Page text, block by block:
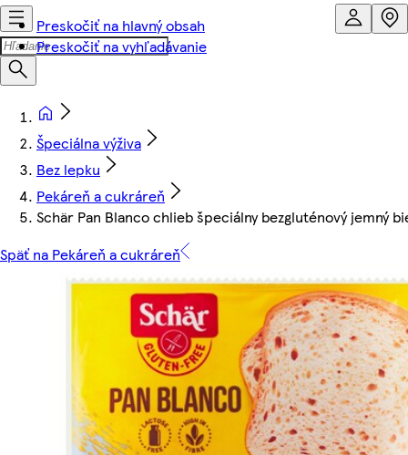
Preskočiť na hlavný obsah
Preskočiť na vyhľadávanie
Špeciálna výživa
Bez lepku
Pekáreň a cukráreň
Schär Pan Blanco chlieb špeciálny bezgluténový jemný
Späť na Pekáreň a cukráreň